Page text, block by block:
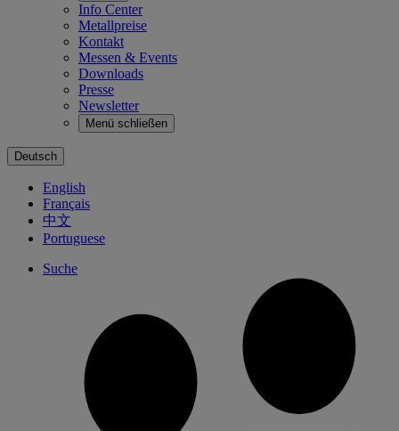
Info Center
Metallpreise
Kontakt
Messen & Events
Downloads
Presse
Newsletter
Menü schließen
Deutsch
English
Français
中文
Portuguese
Suche